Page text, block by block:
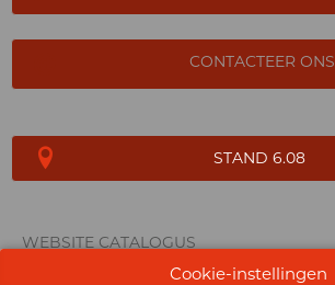
CONTACTEER ONS
STAND 6.08
WEBSITE CATALOGUS
Cookie-instellingen